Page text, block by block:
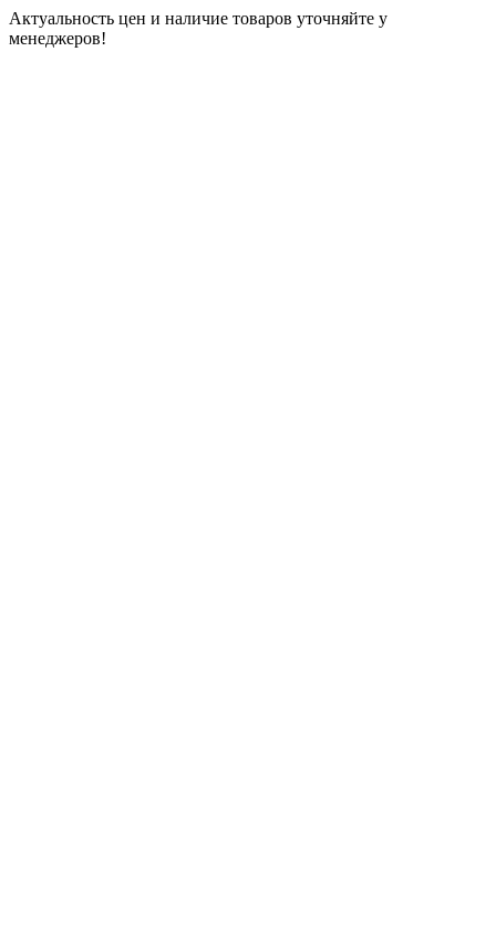
Актуальность цен и наличие товаров уточняйте у
менеджеров!